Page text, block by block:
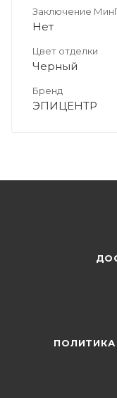
Заключение
Нет
Цвет отделки
Черный
Бренд
ЭПИЦЕНТР